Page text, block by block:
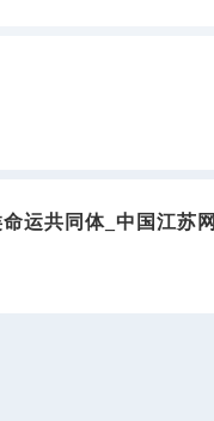
运共同体_中国江苏网